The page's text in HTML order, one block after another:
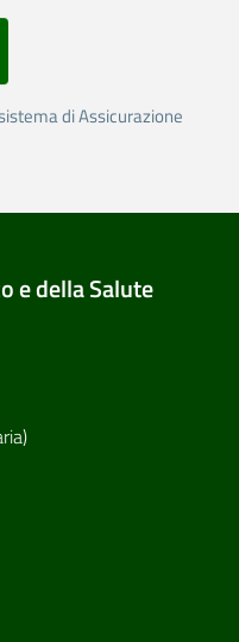
di Assicurazione
e della Salute